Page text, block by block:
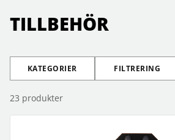
TILLBEHÖR
KATEGORIER FILTRERING
23 produkter